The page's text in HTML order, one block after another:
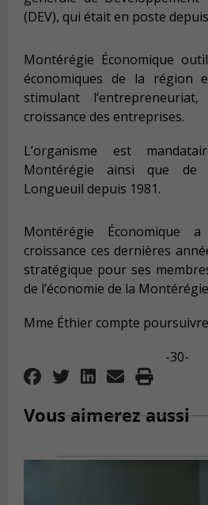
(DEV), qui était en poste
Montérégie Économique
économiques de la région
stimulant
croissance des entreprises.
L’organisme est
Montérégie ainsi que de
Longueuil depuis 1981.
Montérégie Économique
croissance ces dernières
stratégique pour ses
de l’économie de la
Mme Éthier compte
-30-
Vous aimerez aussi